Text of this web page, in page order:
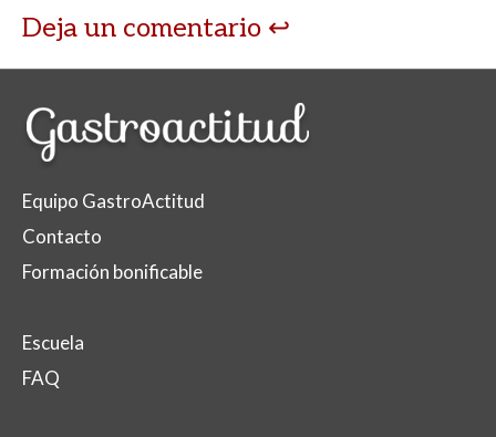
Deja un comentario
Equipo GastroActitud
Contacto
Formación bonificable
Escuela
FAQ